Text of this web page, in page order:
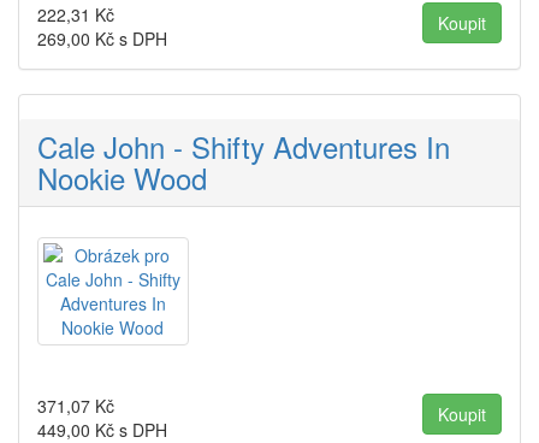
222,31 Kč
269,00 Kč s DPH
Cale John - Shifty Adventures In
Nookie Wood
371,07 Kč
449,00 Kč s DPH